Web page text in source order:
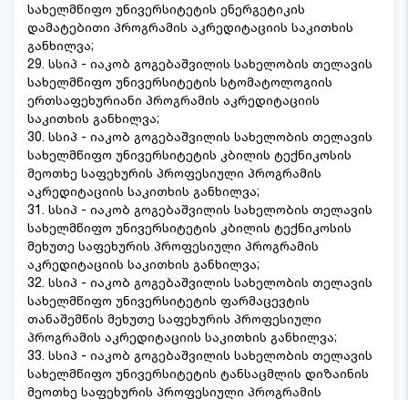
სახელმწიფო უნივერსიტეტის ენერგეტიკის
დამატებითი პროგრამის აკრედიტაციის საკითხის
განხილვა;
29. სსიპ - იაკობ გოგებაშვილის სახელობის თელავის
სახელმწიფო უნივერსიტეტის სტომატოლოგიის
ერთსაფეხურიანი პროგრამის აკრედიტაციის
საკითხის განხილვა;
30. სსიპ - იაკობ გოგებაშვილის სახელობის თელავის
სახელმწიფო უნივერსიტეტის კბილის ტექნიკოსის
მეოთხე საფეხურის პროფესიული პროგრამის
აკრედიტაციის საკითხის განხილვა;
31. სსიპ - იაკობ გოგებაშვილის სახელობის თელავის
სახელმწიფო უნივერსიტეტის კბილის ტექნიკოსის
მეხუთე საფეხურის პროფესიული პროგრამის
აკრედიტაციის საკითხის განხილვა;
32. სსიპ - იაკობ გოგებაშვილის სახელობის თელავის
სახელმწიფო უნივერსიტეტის ფარმაცევტის
თანაშემწის მეხუთე საფეხურის პროფესიული
პროგრამის აკრედიტაციის საკითხის განხილვა;
33. სსიპ - იაკობ გოგებაშვილის სახელობის თელავის
სახელმწიფო უნივერსიტეტის ტანსაცმლის დიზაინის
მეოთხე საფეხურის პროფესიული პროგრამის